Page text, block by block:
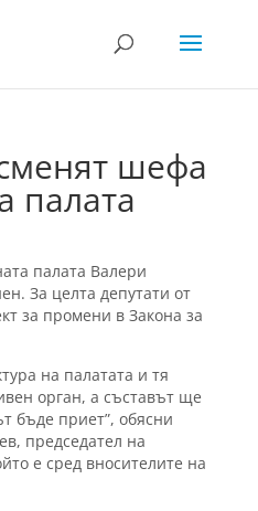
шефа
палата
палата Валери
За целта депутати от
за промени в Закона за
на палатата и тя
орган, а съставът ще
бъде приет”, обясни
председател на
е сред вносителите на